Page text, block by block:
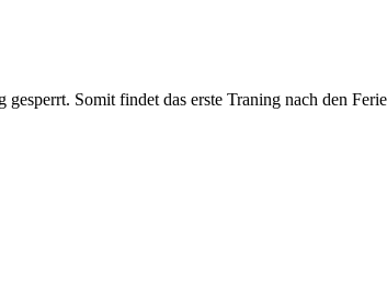
Somit findet das erste Traning nach den